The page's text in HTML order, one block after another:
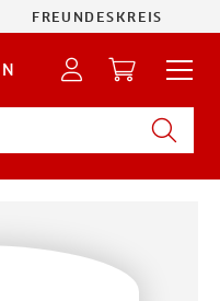
FREUNDESKREIS